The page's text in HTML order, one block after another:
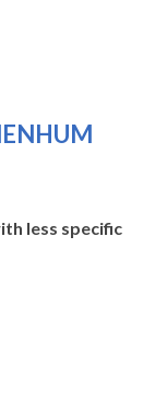
less specific